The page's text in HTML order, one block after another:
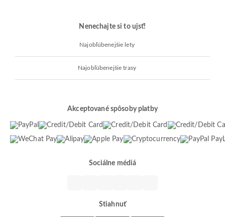
Nenechajte si to ujsť!
Najobľúbenejšie lety
Najobľúbenejšie trasy
Akceptované spôsoby platby
Sociálne médiá
Stiahnuť